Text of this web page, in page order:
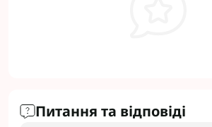
Питання та відповіді